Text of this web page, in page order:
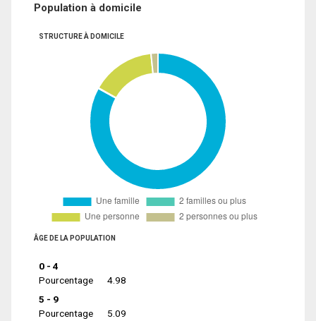
Population à domicile
STRUCTURE À DOMICILE
ÂGE DE LA POPULATION
0 - 4
Pourcentage
4.98
5 - 9
Pourcentage
5.09